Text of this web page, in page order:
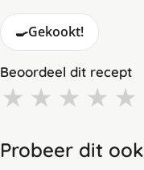
🍳Gekookt!
Beoordeel dit recept
★ ★ ★ ★ ★
Probeer dit ook